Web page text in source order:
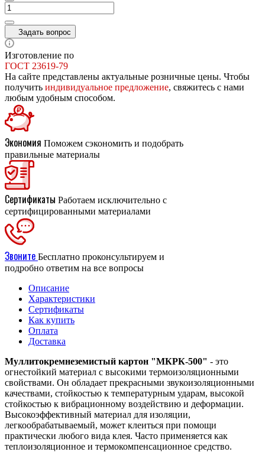
Задать вопрос
Изготовление по
ГОСТ 23619-79
На сайте представлены актуальные розничные цены. Чтобы
получить индивидуальное предложение, свяжитесь с нами
любым удобным способом.
Экономия Поможем сэкономить и подобрать
правильные материалы
Сертификаты Работаем исключительно с
сертифицированными материалами
Звоните Бесплатно проконсультируем и
подробно ответим на все вопросы
Описание
Характеристики
Сертификаты
Как купить
Оплата
Доставка
Муллитокремнеземистый картон "МКРК-500" - это
огнестойкий материал с высокими термоизоляционными
свойствами. Он обладает прекрасными звукоизоляционными
качествами, стойкостью к температурным ударам, высокой
стойкостью к вибрационному воздействию и деформации.
Высокоэффективный материал для изоляции,
легкообрабатываемый, может клеиться при помощи
практически любого вида клея. Часто применяется как
теплоизоляционное и термокомпенсационное средство.